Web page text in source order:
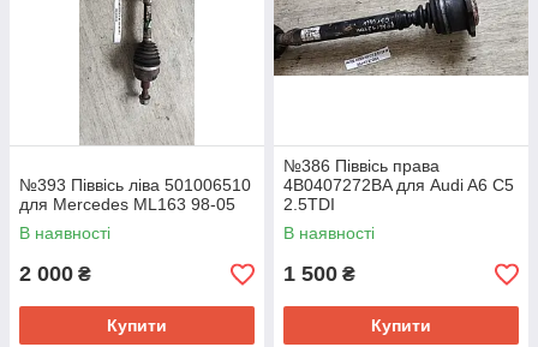
№393 Піввісь ліва 501006510
для Mercedes ML163 98-05
В наявності
2 000 ₴
Купити
№386 Піввісь права
4B0407272BA для Audi A6 C5
2.5TDI
В наявності
1 500 ₴
Купити